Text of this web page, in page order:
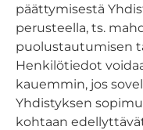
päättymisestä
perusteella, ts.
puolustautumisen
Henkilötiedot
kauemmin, jos
Yhdistyksen
kohtaan